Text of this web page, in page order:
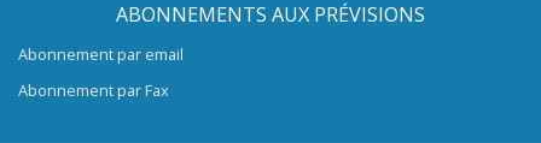
ABONNEMENTS AUX PRÉVISIONS
Abonnement par email
Abonnement par Fax